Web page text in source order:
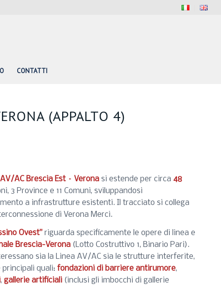
CONTATTI
(APPALTO 4)
AC Brescia Est – Verona si estende per circa 48
3 Province e 11 Comuni, sviluppandosi
a infrastrutture esistenti. Il tracciato si collega
di Verona Merci.
Ovest” riguarda specificamente le opere di linea e
Brescia-Verona (Lotto Costruttivo 1, Binario Pari).
sia la Linea AV/AC sia le strutture interferite,
principali quali:fondazioni di barriere antirumore,
,gallerie artificiali (inclusi gli imbocchi di gallerie